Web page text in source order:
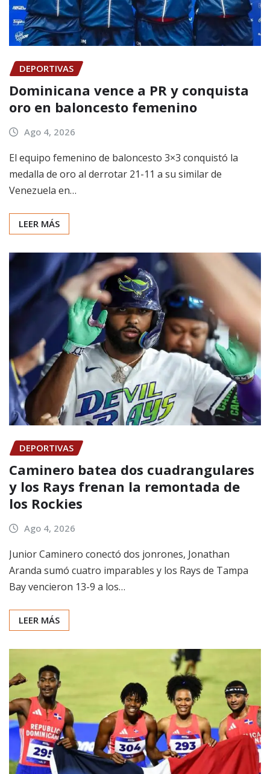
DEPORTIVAS
Dominicana vence a PR y conquista
oro en baloncesto femenino
Ago 4, 2026
El equipo femenino de baloncesto 3×3 conquistó la
medalla de oro al derrotar 21-11 a su similar de
Venezuela en…
LEER MÁS
DEPORTIVAS
Caminero batea dos cuadrangulares
y los Rays frenan la remontada de
los Rockies
Ago 4, 2026
Junior Caminero conectó dos jonrones, Jonathan
Aranda sumó cuatro imparables y los Rays de Tampa
Bay vencieron 13-9 a los…
LEER MÁS